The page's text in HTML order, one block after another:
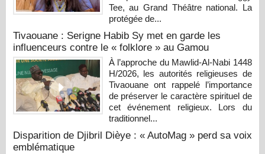
Tee, au Grand Théâtre national. La
protégée de...
Tivaouane : Serigne Habib Sy met en garde les
influenceurs contre le « folklore » au Gamou
À l’approche du Mawlid-Al-Nabi 1448
H/2026, les autorités religieuses de
Tivaouane ont rappelé l’importance
de préserver le caractère spirituel de
cet événement religieux. Lors du
traditionnel...
Disparition de Djibril Dièye : « AutoMag » perd sa voix
emblématique